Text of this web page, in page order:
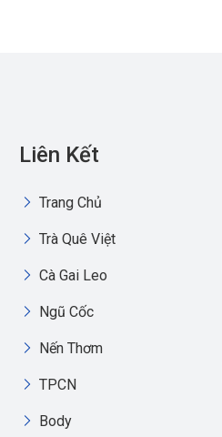
Liên Kết
Trang Chủ
Trà Quê Việt
Cà Gai Leo
Ngũ Cốc
Nến Thơm
TPCN
Body